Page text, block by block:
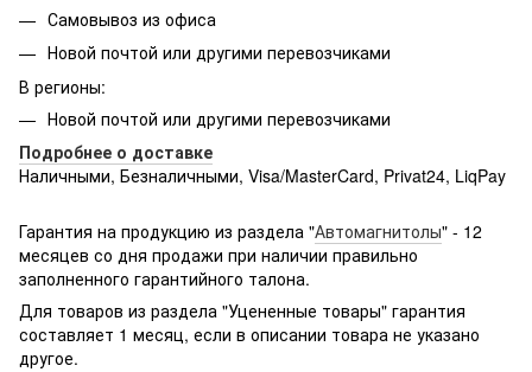
Самовывоз из офиса
Новой почтой или другими перевозчиками
В регионы:
Новой почтой или другими перевозчиками
Подробнее о доставке
Наличными, Безналичными, Visa/MasterCard, Privat24, LiqPay
g361hhadsek/p3316040/#
Гарантия на продукцию из раздела "Автомагнитолы" - 12
месяцев со дня продажи при наличии правильно
заполненного гарантийного талона.
Для товаров из раздела "Уцененные товары" гарантия
составляет 1 месяц, если в описании товара не указано
другое.